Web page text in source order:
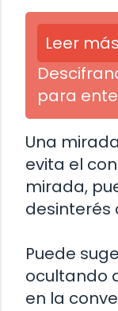
Leer más
para
Una
evita el
mirada,
desinterés
Puede
ocultando
en la